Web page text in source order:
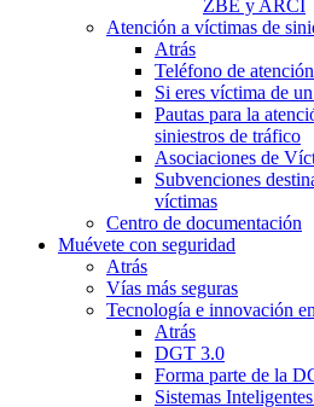
ZBE y ARCI
Atención a víctimas de
Atrás
Teléfono de
Si eres víctima de
Pautas para la
siniestros de tráfico
Asociaciones de
Subvenciones
víctimas
Centro de documentación
Muévete con seguridad
Atrás
Vías más seguras
Tecnología e innovación
Atrás
DGT 3.0
Forma parte de la
Sistemas